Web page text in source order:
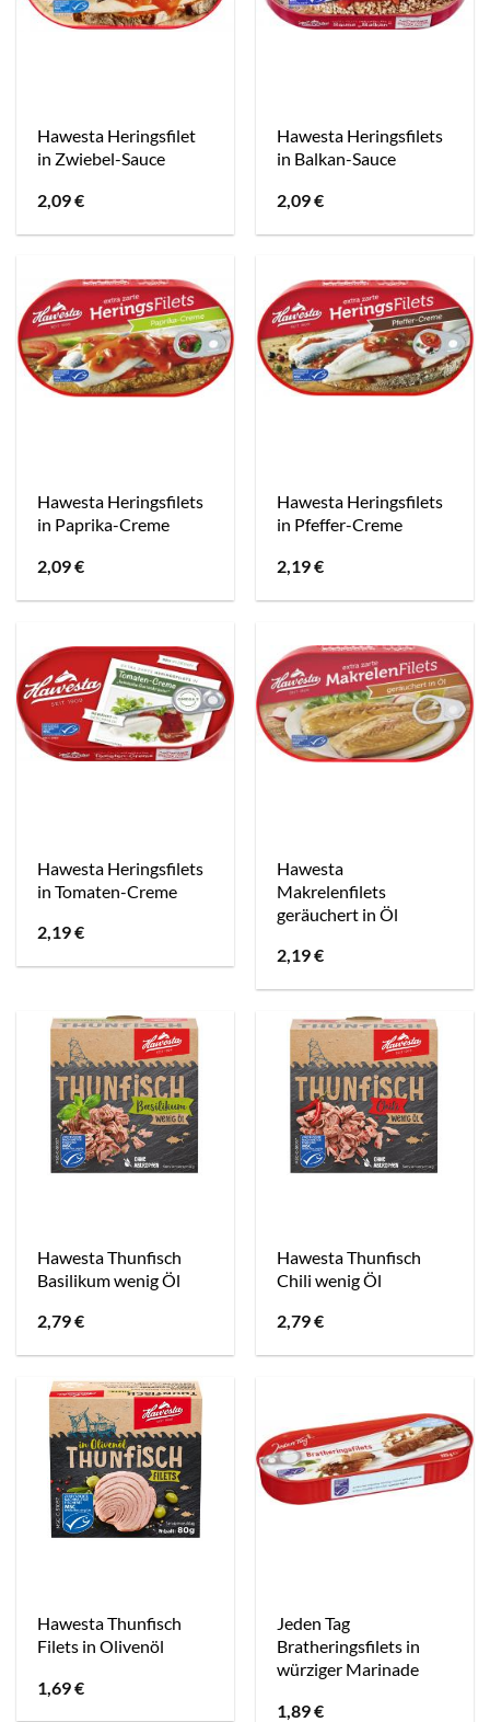
Hawesta Heringsfilet
in Zwiebel-Sauce
2,09€
Hawesta Heringsfilets
in Balkan-Sauce
2,09€
Hawesta Heringsfilets
in Paprika-Creme
2,09€
Hawesta Heringsfilets
in Pfeffer-Creme
2,19€
Hawesta Heringsfilets
in Tomaten-Creme
2,19€
Hawesta
Makrelenfilets
geräuchert in Öl
2,19€
Hawesta Thunfisch
Basilikum wenig Öl
2,79€
Hawesta Thunfisch
Chili wenig Öl
2,79€
Hawesta Thunfisch
Filets in Olivenöl
1,69€
Jeden Tag
Bratheringsfilets in
würziger Marinade
1,89€